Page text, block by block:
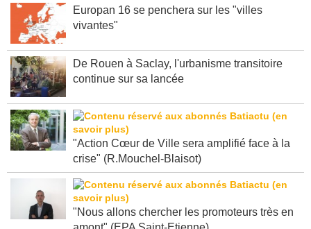
Europan 16 se penchera sur les "villes
De Rouen à Saclay, l'urbanisme transitoire
"Action Cœur de Ville sera amplifié face à la
"Nous allons chercher les promoteurs très en